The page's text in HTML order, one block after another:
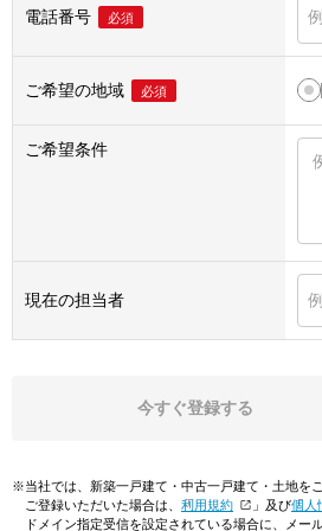
電話番号 必須
ご希望の地域 必須
ご希望条件
現在の担当者
今すぐ登録する
※当社では、新築一戸建て・中古一戸建て・土地を
ご登録いただいた場合は、「利用規約 」及び「個人
ドメイン指定受信を設定されている場合に、メー